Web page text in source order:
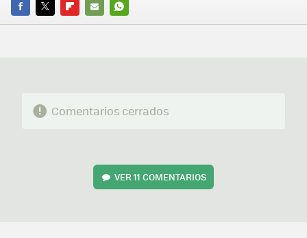
FACEBOOK
TWITTERFLIPBOARD
E-
WHATSAPP
Comentarios cerrados
VER 11 COMENTARIOS